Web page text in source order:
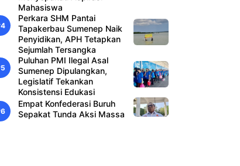
Mahasiswa
Perkara SHM Pantai
Tapakerbau Sumenep Naik
Penyidikan, APH Tetapkan
Sejumlah Tersangka
Puluhan PMI Ilegal Asal
Sumenep Dipulangkan,
Legislatif Tekankan
Konsistensi Edukasi
Empat Konfederasi Buruh
Sepakat Tunda Aksi Massa